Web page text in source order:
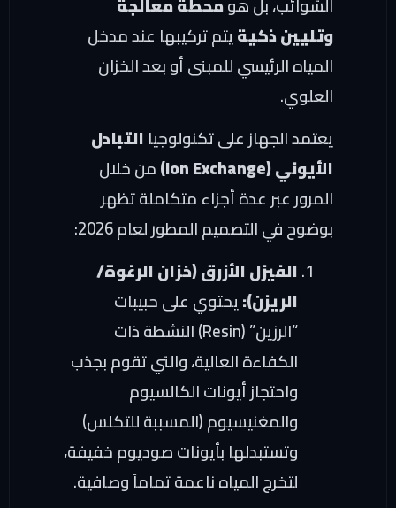
وتليين ذكيةيتم تركيبها عند مدخل
المياه الرئيسي للمبنى أو بعد الخزان
العلوي.
يعتمد الجهاز على تكنولوجيا التبادل
الأيوني (Ion Exchange)
من خلال
المرور عبر عدة أجزاء متكاملة تظهر
بوضوح في التصميم المطور لعام 2026:
الفيزل الأزرق (خزان الرغوة/
الريزن):يحتوي على حبيبات
“الرزين” (Resin) النشطة ذات
الكفاءة العالية، والتي تقوم بجذب
واحتجاز أيونات الكالسيوم
والمغنيسيوم (المسببة للتكلس)
وتستبدلها بأيونات صوديوم خفيفة،
لتخرج المياه ناعمة تماماً وصافية.